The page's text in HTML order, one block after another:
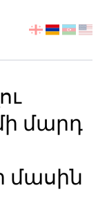
აირჩიეთ
մարդ
մասին